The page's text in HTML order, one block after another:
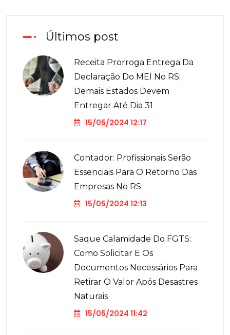
Últimos post
Receita Prorroga Entrega Da
Declaração Do MEI No RS;
Demais Estados Devem
Entregar Até Dia 31
15/05/2024 12:17
Contador: Profissionais Serão
Essenciais Para O Retorno Das
Empresas No RS
15/05/2024 12:13
Saque Calamidade Do FGTS:
Como Solicitar E Os
Documentos Necessários Para
Retirar O Valor Após Desastres
Naturais
15/05/2024 11:42